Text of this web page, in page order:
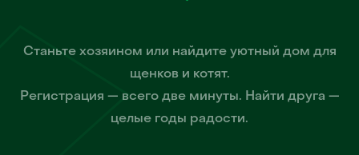
Станьте хозяином или найдите уютный дом для
щенков и котят.
Регистрация — всего две минуты. Найти друга —
целые годы радости.